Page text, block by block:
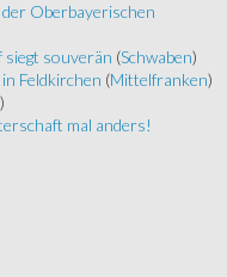
Oberbayerischen
siegt souverän (Schwaben)
Feldkirchen (Mittelfranken)
)
mal anders!